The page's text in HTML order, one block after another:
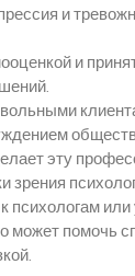
и
и
эту
зрения
или
может помочь